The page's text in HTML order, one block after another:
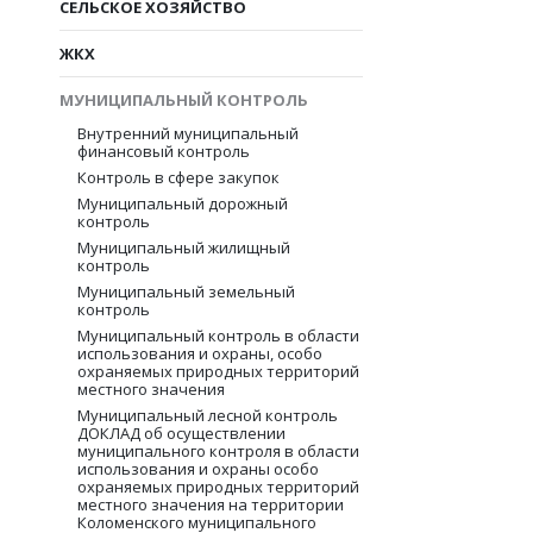
СЕЛЬСКОЕ ХОЗЯЙСТВО
ЖКХ
МУНИЦИПАЛЬНЫЙ КОНТРОЛЬ
Внутренний муниципальный
финансовый контроль
Контроль в сфере закупок
Муниципальный дорожный
контроль
Муниципальный жилищный
контроль
Муниципальный земельный
контроль
Муниципальный контроль в области
использования и охраны, особо
охраняемых природных территорий
местного значения
Муниципальный лесной контроль
ДОКЛАД об осуществлении
муниципального контроля в области
использования и охраны особо
охраняемых природных территорий
местного значения на территории
Коломенского муниципального